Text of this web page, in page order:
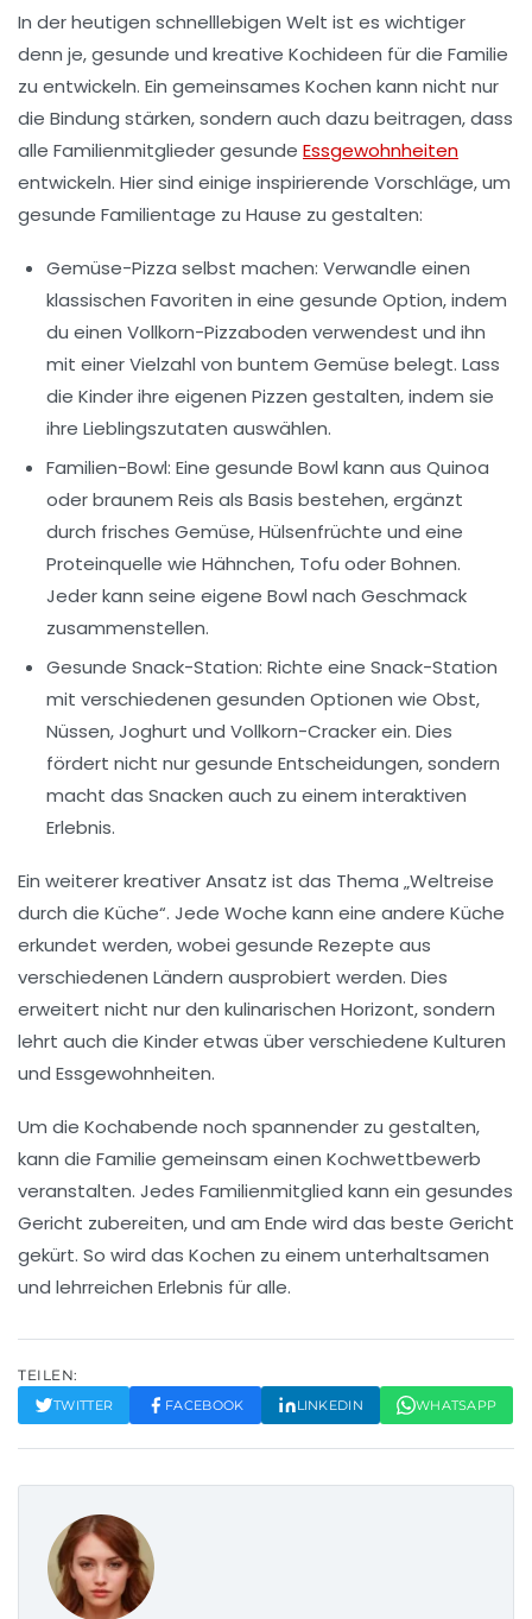
In der heutigen schnelllebigen Welt ist es wichtiger
denn je, gesunde und kreative Kochideen für die Familie
zu entwickeln. Ein gemeinsames Kochen kann nicht nur
die Bindung stärken, sondern auch dazu beitragen, dass
alle Familienmitglieder gesunde Essgewohnheiten
entwickeln. Hier sind einige inspirierende Vorschläge, um
gesunde Familientage zu Hause zu gestalten:
Gemüse-Pizza selbst machen: Verwandle einen
klassischen Favoriten in eine gesunde Option, indem
du einen Vollkorn-Pizzaboden verwendest und ihn
mit einer Vielzahl von buntem Gemüse belegt. Lass
die Kinder ihre eigenen Pizzen gestalten, indem sie
ihre Lieblingszutaten auswählen.
Familien-Bowl: Eine gesunde Bowl kann aus Quinoa
oder braunem Reis als Basis bestehen, ergänzt
durch frisches Gemüse, Hülsenfrüchte und eine
Proteinquelle wie Hähnchen, Tofu oder Bohnen.
Jeder kann seine eigene Bowl nach Geschmack
zusammenstellen.
Gesunde Snack-Station: Richte eine Snack-Station
mit verschiedenen gesunden Optionen wie Obst,
Nüssen, Joghurt und Vollkorn-Cracker ein. Dies
fördert nicht nur gesunde Entscheidungen, sondern
macht das Snacken auch zu einem interaktiven
Erlebnis.
Ein weiterer kreativer Ansatz ist das Thema „Weltreise
durch die Küche“. Jede Woche kann eine andere Küche
erkundet werden, wobei gesunde Rezepte aus
verschiedenen Ländern ausprobiert werden. Dies
erweitert nicht nur den kulinarischen Horizont, sondern
lehrt auch die Kinder etwas über verschiedene Kulturen
und Essgewohnheiten.
Um die Kochabende noch spannender zu gestalten,
kann die Familie gemeinsam einen Kochwettbewerb
veranstalten. Jedes Familienmitglied kann ein gesundes
Gericht zubereiten, und am Ende wird das beste Gericht
gekürt. So wird das Kochen zu einem unterhaltsamen
und lehrreichen Erlebnis für alle.
TEILEN:
TWITTER FACEBOOK LINKEDIN WHATSAPP